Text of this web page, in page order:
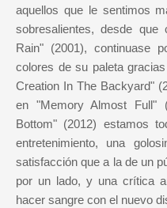
aquellos que le sentimos
sobresalientes, desde que
Rain" (2001), continuase
colores de su paleta
Creation In The Backyard"
en "Memory Almost Full"
Bottom" (2012) estamos
entretenimiento, una
satisfacción que a la de un
por un lado, y una crítica
hacer sangre con el nuevo